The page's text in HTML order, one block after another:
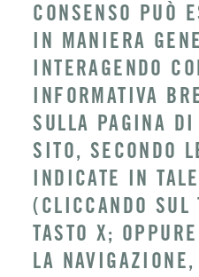
CONSENSO PUÒ
IN MANIERA
INTERAGENDO
INFORMATIVA
SULLA PAGINA DI
SITO, SECONDO
INDICATE IN
(CLICCANDO SUL
TASTO X;
LA NAVIGAZIONE,